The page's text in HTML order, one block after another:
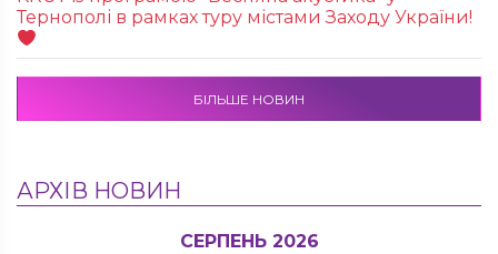
Тернополі в рамках туру містами Заходу України!
БІЛЬШЕ НОВИН
АРХІВ НОВИН
СЕРПЕНЬ 2026